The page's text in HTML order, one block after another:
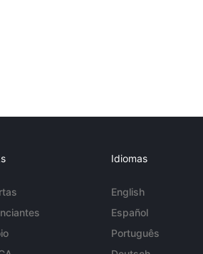
Idiomas
English
Español
Português